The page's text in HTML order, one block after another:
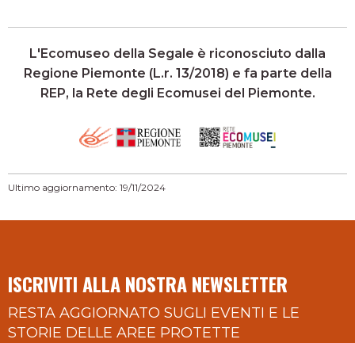
L'Ecomuseo della Segale è riconosciuto dalla
Regione Piemonte (L.r. 13/2018) e fa parte della
REP, la Rete degli Ecomusei del Piemonte.
Ultimo aggiornamento: 19/11/2024
ISCRIVITI ALLA NOSTRA NEWSLETTER
RESTA AGGIORNATO SUGLI EVENTI E LE
STORIE DELLE AREE PROTETTE